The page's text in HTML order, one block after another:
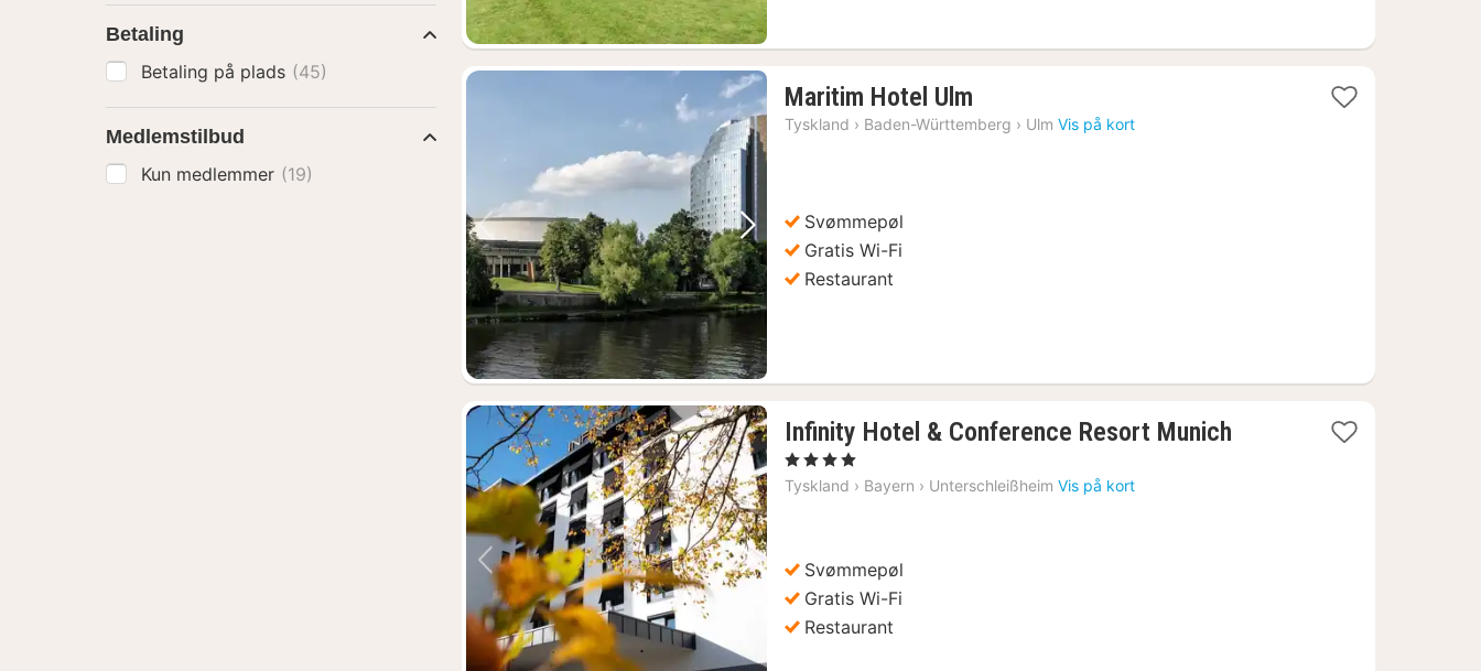
Forrige billede Næste billede
Maritim Hotel Ulm
nat
Tyskland › Baden-Württemberg › Ulm Vis på kort
Svømmepøl
Gratis Wi-Fi
Restaurant
Forrige billede Næste billede
Infinity Hotel & Conference Resort Munich
, 4 Stjerner
Tyskland › Bayern › Unterschleißheim Vis på kort
Svømmepøl
Gratis Wi-Fi
Restaurant
Betaling
Betaling på plads (45)
Medlemstilbud
Kun medlemmer (19)